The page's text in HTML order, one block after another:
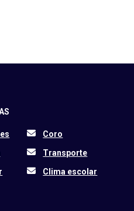
Coro
Transporte
Clima escolar